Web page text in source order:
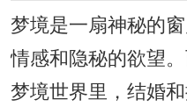
梦境是一扇神秘的
情感和隐秘的欲望
梦境世界里，结婚